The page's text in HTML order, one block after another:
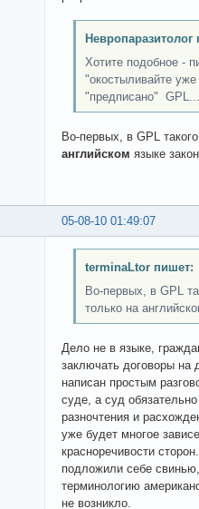
Невропаразитолог
Хотите подобное -
"окостыливайте уже
"предписано" GPL...
Во-первых, в GPL
английском языке
05-08-10 01:49:07
terminaLtor пишет:
Во-первых, в GPL
только на
Дело не в языке,
заключать договоры на
написан простым
суде, а суд
разночтения и
уже будет многое
красноречивости
подложили себе
терминологию
не возникло.